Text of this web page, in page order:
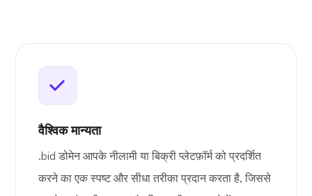
वैश्विक मान्यता
.bid डोमेन आपके नीलामी या बिक्री प्लेटफ़ॉर्म को प्रदर्शित
करने का एक स्पष्ट और सीधा तरीका प्रदान करता है, जिससे